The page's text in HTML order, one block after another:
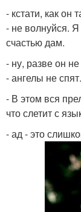
- кстати, как он
- не волнуйся.
счастью дам.
- ну, разве он
- ангелы не спят.
- В этом вся
что слетит с
- ад - это